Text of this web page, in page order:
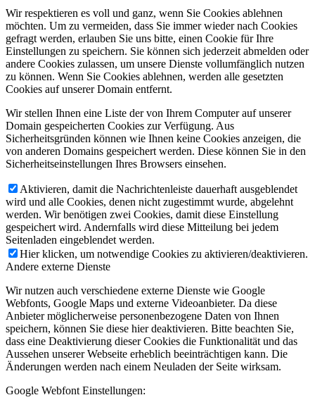
Wir respektieren es voll und ganz, wenn Sie Cookies ablehnen
möchten. Um zu vermeiden, dass Sie immer wieder nach Cookies
gefragt werden, erlauben Sie uns bitte, einen Cookie für Ihre
Einstellungen zu speichern. Sie können sich jederzeit abmelden oder
andere Cookies zulassen, um unsere Dienste vollumfänglich nutzen
zu können. Wenn Sie Cookies ablehnen, werden alle gesetzten
Cookies auf unserer Domain entfernt.
Wir stellen Ihnen eine Liste der von Ihrem Computer auf unserer
Domain gespeicherten Cookies zur Verfügung. Aus
Sicherheitsgründen können wie Ihnen keine Cookies anzeigen, die
von anderen Domains gespeichert werden. Diese können Sie in den
Sicherheitseinstellungen Ihres Browsers einsehen.
Aktivieren, damit die Nachrichtenleiste dauerhaft ausgeblendet
wird und alle Cookies, denen nicht zugestimmt wurde, abgelehnt
werden. Wir benötigen zwei Cookies, damit diese Einstellung
gespeichert wird. Andernfalls wird diese Mitteilung bei jedem
Seitenladen eingeblendet werden.
Hier klicken, um notwendige Cookies zu aktivieren/deaktivieren.
Andere externe Dienste
Wir nutzen auch verschiedene externe Dienste wie Google
Webfonts, Google Maps und externe Videoanbieter. Da diese
Anbieter möglicherweise personenbezogene Daten von Ihnen
speichern, können Sie diese hier deaktivieren. Bitte beachten Sie,
dass eine Deaktivierung dieser Cookies die Funktionalität und das
Aussehen unserer Webseite erheblich beeinträchtigen kann. Die
Änderungen werden nach einem Neuladen der Seite wirksam.
Google Webfont Einstellungen: